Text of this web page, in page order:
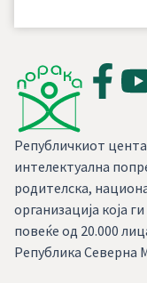
Републичкиот
интелектуална
родителска,
организација која
повеќе од 20.000
Република Северна